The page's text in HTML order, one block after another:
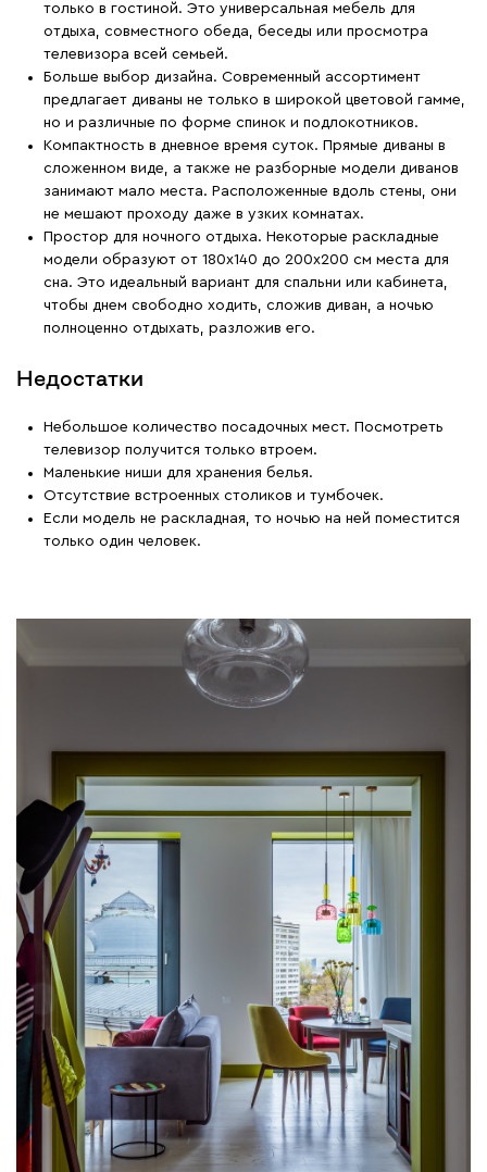
только в гостиной. Это универсальная мебель для
отдыха, совместного обеда, беседы или просмотра
телевизора всей семьей.
Больше выбор дизайна. Современный ассортимент
предлагает диваны не только в широкой цветовой гамме,
но и различные по форме спинок и подлокотников.
Компактность в дневное время суток. Прямые диваны в
сложенном виде, а также не разборные модели диванов
занимают мало места. Расположенные вдоль стены, они
не мешают проходу даже в узких комнатах.
Простор для ночного отдыха. Некоторые раскладные
модели образуют от 180х140 до 200х200 см места для
сна. Это идеальный вариант для спальни или кабинета,
чтобы днем свободно ходить, сложив диван, а ночью
полноценно отдыхать, разложив его.
Недостатки
Небольшое количество посадочных мест. Посмотреть
телевизор получится только втроем.
Маленькие ниши для хранения белья.
Отсутствие встроенных столиков и тумбочек.
Если модель не раскладная, то ночью на ней поместится
только один человек.